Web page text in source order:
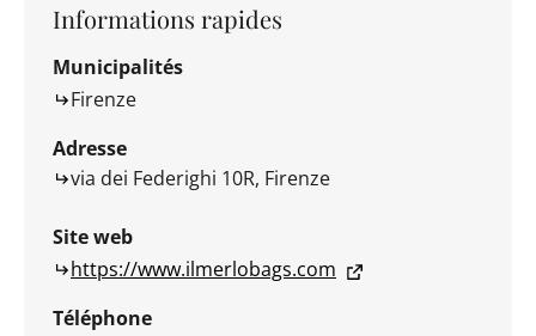
Informations rapides
Municipalités
Firenze
Adresse
via dei Federighi 10R, Firenze
Site web
https://www.ilmerlobags.com
Téléphone